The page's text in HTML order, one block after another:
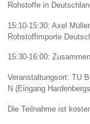
Rohstoffe in
15:10-15:30: Axel
Rohstoffimporte
15:30-16:00:
Veranstaltungsort: TU
N (Eingang
Die Teilnahme ist